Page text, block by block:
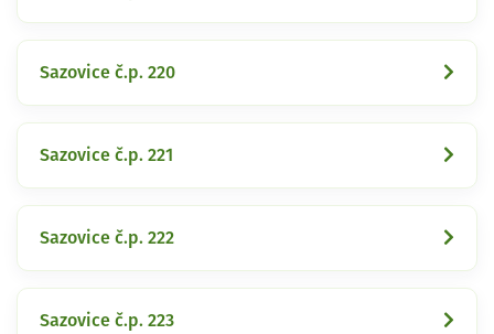
Sazovice č.p. 220
Sazovice č.p. 221
Sazovice č.p. 222
Sazovice č.p. 223